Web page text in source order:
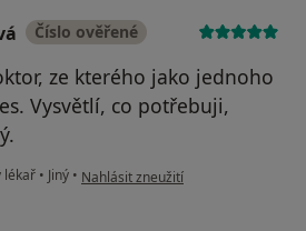
Číslo ověřené
ze kterého jako jednoho
Vysvětlí, co potřebuji,
lékař • Jiný • podle názoru uživatele Kamila
Nahlásit zneužití